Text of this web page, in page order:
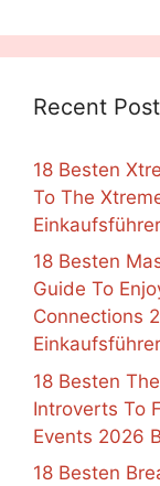
Recent
18 Besten
To The
Einkaufsführer
18 Besten
Guide To
Connections
Einkaufsführer
18 Besten
Introverts To
Events 2026
18 Besten